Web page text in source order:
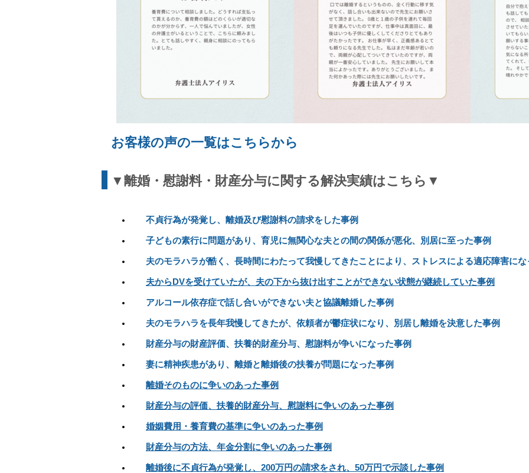
お客様の声の一覧はこちらから
▼離婚・慰謝料・財産分与に関する解決実績はこちら▼
不貞行為が発覚し、離婚及び慰謝料の請求をした事例
子どもの素行に問題があり、育児に無関心な夫との間の関係が悪化、別居に至った事例
夫のモラハラが酷く、長時間にわたって我慢してきたことにより、ストレスによる適応障害にな
夫からDVを受けていたが、夫の下から抜け出すことができない状態が継続していた事例
アルコール依存症で話し合いができない夫と協議離婚した事例
夫のモラハラを長年我慢してきたが、依頼者が鬱症状になり、別居し離婚を決意した事例
財産分与の財産評価、扶養的財産分与、慰謝料が争いになった事例
妻に精神疾患があり、離婚と離婚後の扶養が問題になった事例
離婚そのものに争いのあった事例
財産分与の評価、扶養的財産分与、慰謝料に争いのあった事例
婚姻費用・養育費の基準に争いのあった事例
財産分与の方法、年金分割に争いのあった事例
離婚後に不貞行為が発覚し、200万円の請求をされ、50万円で示談した事例